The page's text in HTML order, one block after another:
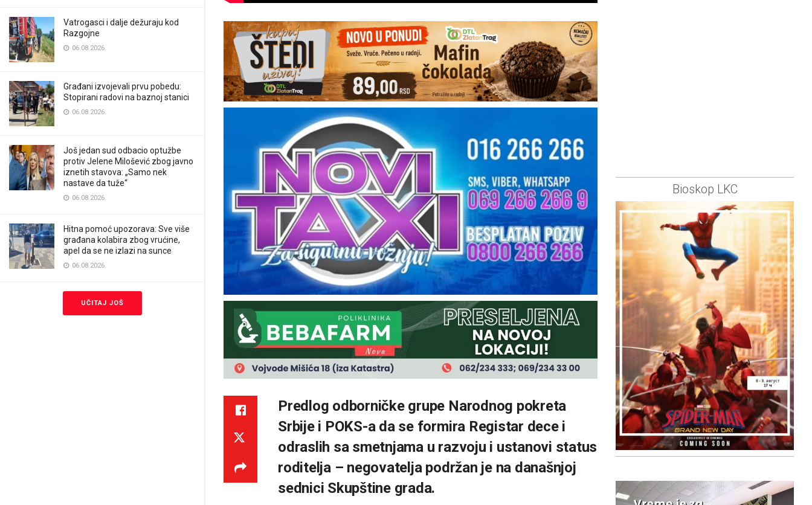
Vatrogasci i dalje dežuraju kod
Razgojne
06.08.2026.
Građani izvojevali prvu pobedu:
Stopirani radovi na baznoj stanici
06.08.2026.
Još jedan sud odbacio optužbe
protiv Jelene Milošević zbog javno
iznetih stavova: „Samo nek
nastave da tuže“
06.08.2026.
Hitna pomoć upozorava: Sve više
građana kolabira zbog vrućine,
apel da se ne izlazi na sunce
06.08.2026.
UČITAJ JOŠ
Predlog odborničke grupe Narodnog pokreta
Srbije i POKS-a da se formira Registar dece i
odraslih sa smetnjama u razvoju i ustanovi status
roditelja – negovatelja podržan je na današnjoj
sednici Skupštine grada.
Bioskop LKC